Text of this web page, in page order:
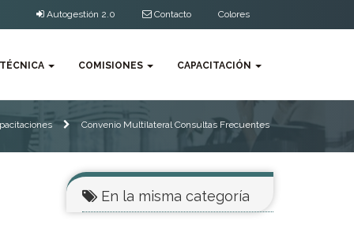
Autogestión 2.0 Contacto Colores
COMISIONES CAPACITACIÓN
Convenio Multilateral Consultas Frecuentes
En la misma categoría